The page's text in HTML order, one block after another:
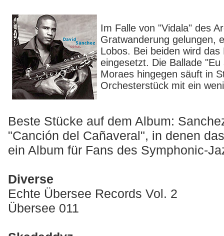
Im Falle von "Vidala" des
Gratwanderung gelungen,
Lobos. Bei beiden wird
eingesetzt. Die Ballade
Moraes hingegen säuft in
Orchesterstück mit ein
Beste Stücke auf dem Album:
"Canción del Cañaveral", in denen
ein Album für Fans des Symphonic-
Diverse
Echte Übersee Records Vol. 2
Übersee 011